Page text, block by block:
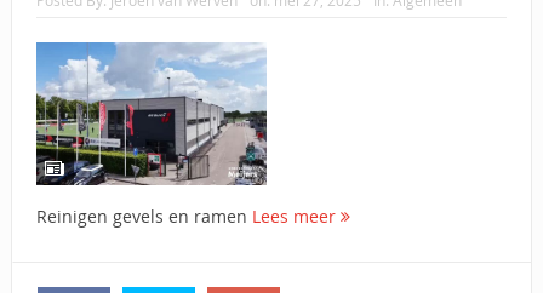
Reinigen gevels en ramen Lees meer